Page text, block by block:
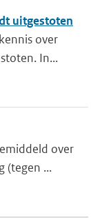
uitgestoten
over
In...
over
(tegen ...